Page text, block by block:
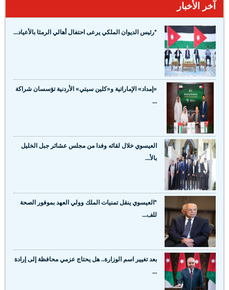
آخر الأخبار
*رئيس الديوان الملكي يرعى احتفال أهالي الرمثا بالأعياد...
«إمداد» الإماراتية و«كلين سيتي» الأردنية تؤسسان شراكة
...
العيسوي خلال لقائه وفدا من مجلس عشائر جبل الخليل
بالأ...
*العيسوي ينقل تمنيات الملك وولي العهد بموفور الصحة
للف...
بعد تغيير اسم الوزارة.. هل يحتاج عزمي محافظة إلى إرادة
...